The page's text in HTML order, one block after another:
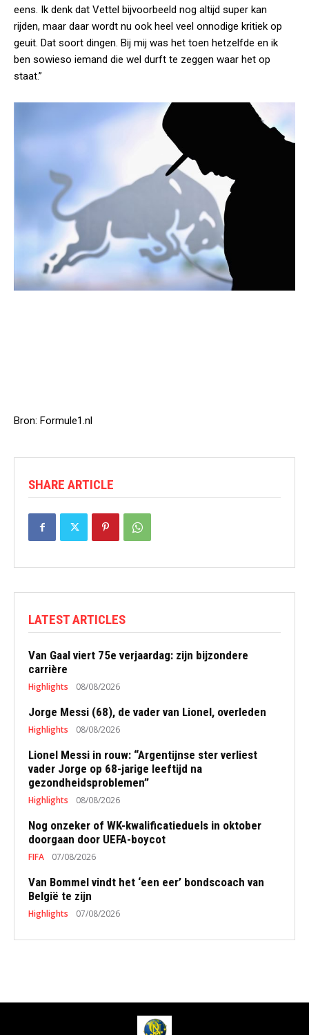
eens. Ik denk dat Vettel bijvoorbeeld nog altijd super kan
rijden, maar daar wordt nu ook heel veel onnodige kritiek op
geuit. Dat soort dingen. Bij mij was het toen hetzelfde en ik
ben sowieso iemand die wel durft te zeggen waar het op
staat.”
Bron: Formule1.nl
SHARE ARTICLE
LATEST ARTICLES
Van Gaal viert 75e verjaardag: zijn bijzondere
carrière
Highlights 08/08/2026
Jorge Messi (68), de vader van Lionel, overleden
Highlights 08/08/2026
Lionel Messi in rouw: “Argentijnse ster verliest
vader Jorge op 68-jarige leeftijd na
gezondheidsproblemen”
Highlights 08/08/2026
Nog onzeker of WK-kwalificatieduels in oktober
doorgaan door UEFA-boycot
FIFA 07/08/2026
Van Bommel vindt het ‘een eer’ bondscoach van
België te zijn
Highlights 07/08/2026